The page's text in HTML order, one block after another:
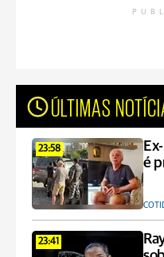
ÚLTIMAS
23:58
é
23:41